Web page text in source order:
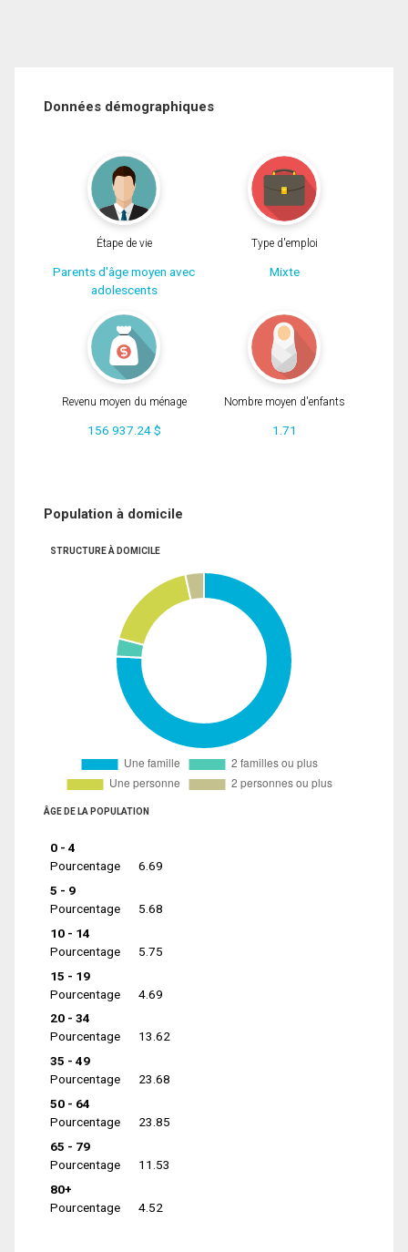
Données démographiques
Étape de vie
Parents d'âge moyen avec
adolescents
Type d'emploi
Mixte
Revenu moyen du ménage
156 937.24 $
Nombre moyen d'enfants
1.71
Population à domicile
STRUCTURE À DOMICILE
ÂGE DE LA POPULATION
0 - 4
Pourcentage
6.69
5 - 9
Pourcentage
5.68
10 - 14
Pourcentage
5.75
15 - 19
Pourcentage
4.69
20 - 34
Pourcentage
13.62
35 - 49
Pourcentage
23.68
50 - 64
Pourcentage
23.85
65 - 79
Pourcentage
11.53
80+
Pourcentage
4.52